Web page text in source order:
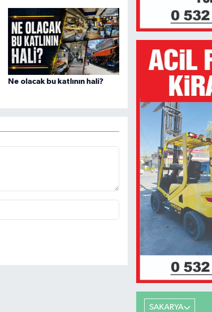
Ne olacak bu katlının hali?
SAKARYA